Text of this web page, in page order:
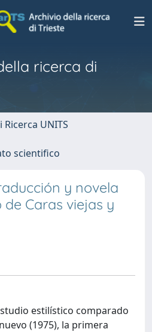
ricerca di
UNITS
scientifico
y novela
de Caras viejas y
estilístico comparado
(1975), la primera